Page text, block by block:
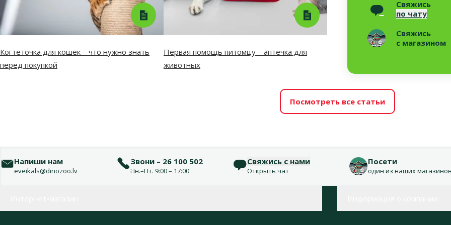
Свяжись
по чату
Свяжись
с магазином
Когтеточка для кошек – что нужно знать
перед покупкой
Первая помощь питомцу – аптечка для
животных
Посмотреть все статьи
Напиши нам
eveikals@dinozoo.lv
Звони – 26 100 502
Пн.–Пт. 9:00 – 17:00
Свяжись с нами
Открыть чат
Посети
один из наших